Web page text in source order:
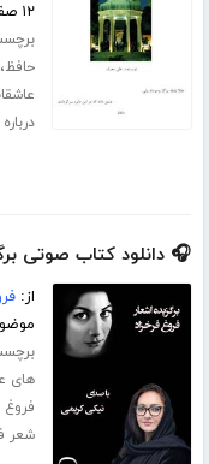
۱۲ صفحه
حافظ
🎧 دانلود کتاب صوتی
از:
های
فروغ
شعر